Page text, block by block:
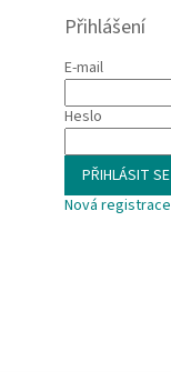
Přihlášení
E-mail
Heslo
PŘIHLÁSIT SE
Nová registrace